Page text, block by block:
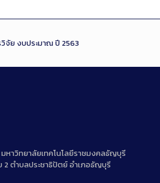
วิจัย งบประมาณ ปี 2563
หาวิทยาลัยเทคโนโลยีราชมงคลธัญบุรี
2 ตำบลประชาธิปัตย์ อำเภอธัญบุรี